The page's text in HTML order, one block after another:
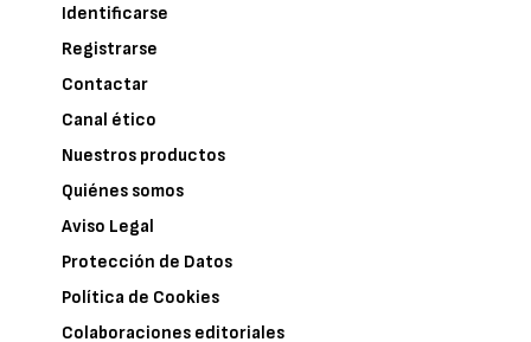
Identificarse
Registrarse
Contactar
Canal ético
Nuestros productos
Quiénes somos
Aviso Legal
Protección de Datos
Política de Cookies
Colaboraciones editoriales